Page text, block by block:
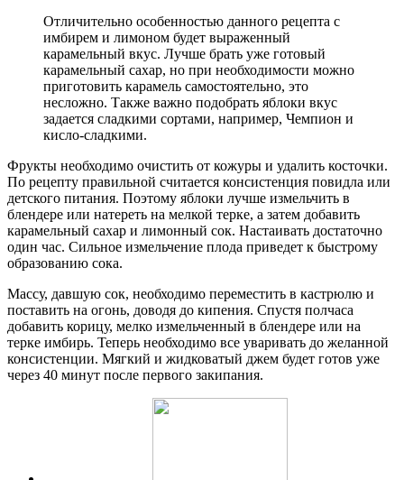
Отличительно особенностью данного рецепта с
имбирем и лимоном будет выраженный
карамельный вкус. Лучше брать уже готовый
карамельный сахар, но при необходимости можно
приготовить карамель самостоятельно, это
несложно. Также важно подобрать яблоки вкус
задается сладкими сортами, например, Чемпион и
кисло-сладкими.
Фрукты необходимо очистить от кожуры и удалить косточки.
По рецепту правильной считается консистенция повидла или
детского питания. Поэтому яблоки лучше измельчить в
блендере или натереть на мелкой терке, а затем добавить
карамельный сахар и лимонный сок. Настаивать достаточно
один час. Сильное измельчение плода приведет к быстрому
образованию сока.
Массу, давшую сок, необходимо переместить в кастрюлю и
поставить на огонь, доводя до кипения. Спустя полчаса
добавить корицу, мелко измельченный в блендере или на
терке имбирь. Теперь необходимо все уваривать до желанной
консистенции. Мягкий и жидковатый джем будет готов уже
через 40 минут после первого закипания.